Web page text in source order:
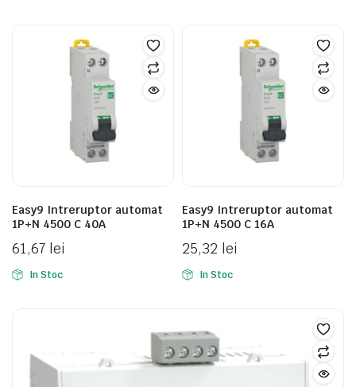
Easy9 Intreruptor automat
1P+N 4500 C 40A
61,67 lei
In Stoc
Easy9 Intreruptor automat
1P+N 4500 C 16A
25,32 lei
In Stoc